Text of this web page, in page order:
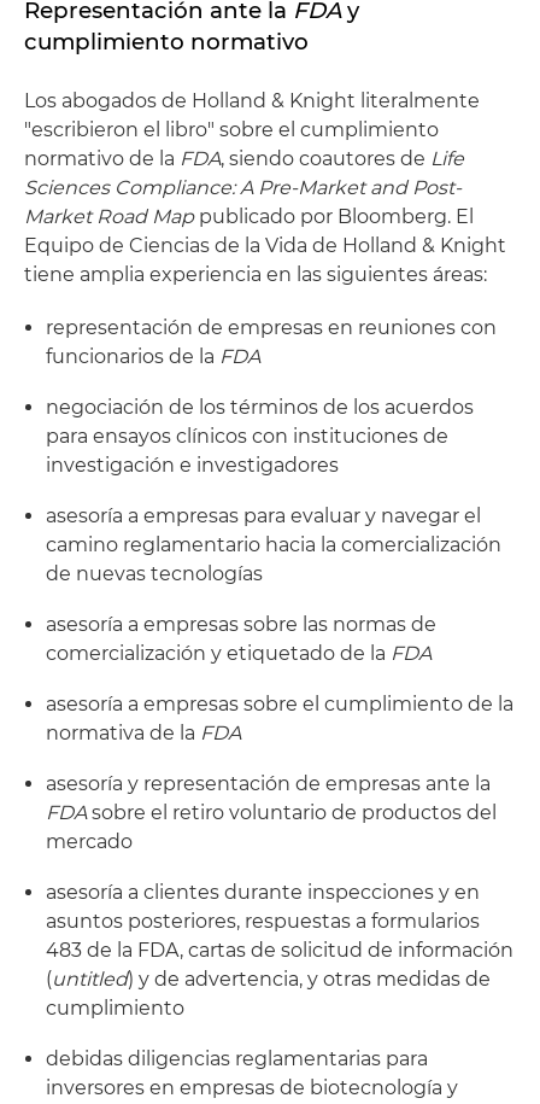
Representación ante la FDAy
cumplimiento normativo
Los abogados de Holland & Knight literalmente
"escribieron el libro" sobre el cumplimiento
normativo de la FDA, siendo coautores de Life
Sciences Compliance: A Pre-Market and Post-
Market Road Mappublicado por Bloomberg. El
Equipo de Ciencias de la Vida de Holland & Knight
tiene amplia experiencia en las siguientes áreas:
representación de empresas en reuniones con
funcionarios de la FDA
negociación de los términos de los acuerdos
para ensayos clínicos con instituciones de
investigación e investigadores
asesoría a empresas para evaluar y navegar el
camino reglamentario hacia la comercialización
de nuevas tecnologías
asesoría a empresas sobre las normas de
comercialización y etiquetado de la FDA
asesoría a empresas sobre el cumplimiento de la
normativa de la FDA
asesoría y representación de empresas ante la
FDAsobre el retiro voluntario de productos del
mercado
asesoría a clientes durante inspecciones y en
asuntos posteriores, respuestas a formularios
483 de la FDA, cartas de solicitud de información
(untitled) y de advertencia, y otras medidas de
cumplimiento
debidas diligencias reglamentarias para
inversores en empresas de biotecnología y